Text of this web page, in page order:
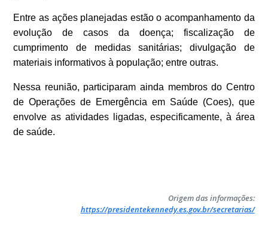
Entre as ações planejadas estão o acompanhamento da
evolução de casos da doença; fiscalização de
cumprimento de medidas sanitárias; divulgação de
materiais informativos à população; entre outras.
Nessa reunião, participaram ainda membros do Centro
de Operações de Emergência em Saúde (Coes), que
envolve as atividades ligadas, especificamente, à área
de saúde.
Origem das informações:
https://presidentekennedy.es.gov.br/secretarias/